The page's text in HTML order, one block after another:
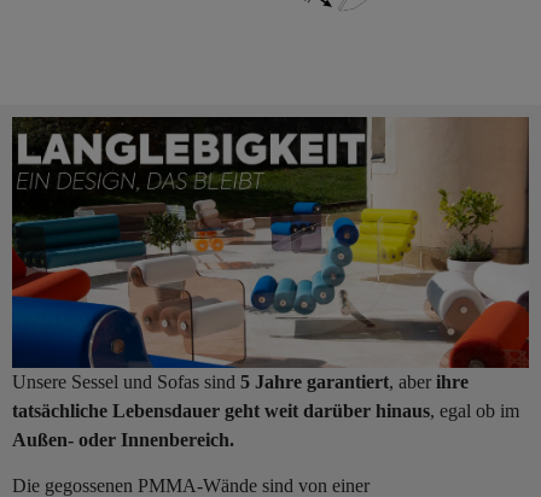
Unsere Sessel und Sofas sind 5 Jahre garantiert, aber ihre
tatsächliche Lebensdauer geht weit darüber hinaus, egal ob im
Außen- oder Innenbereich.
Die gegossenen PMMA-Wände sind von einer